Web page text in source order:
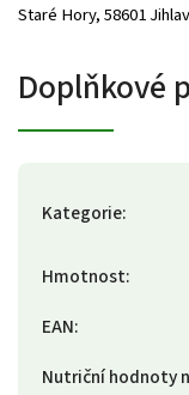
Staré Hory, 58601
Doplňkové
Kategorie:
Hmotnost:
EAN:
Nutriční hodnoty